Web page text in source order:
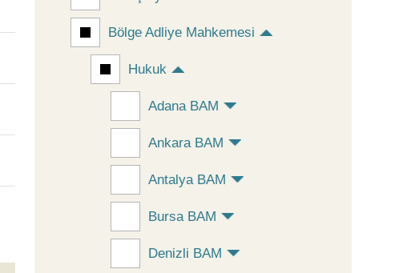
Bölge Adliye Mahkemesi
Hukuk
Adana BAM
Ankara BAM
Antalya BAM
Bursa BAM
Denizli BAM